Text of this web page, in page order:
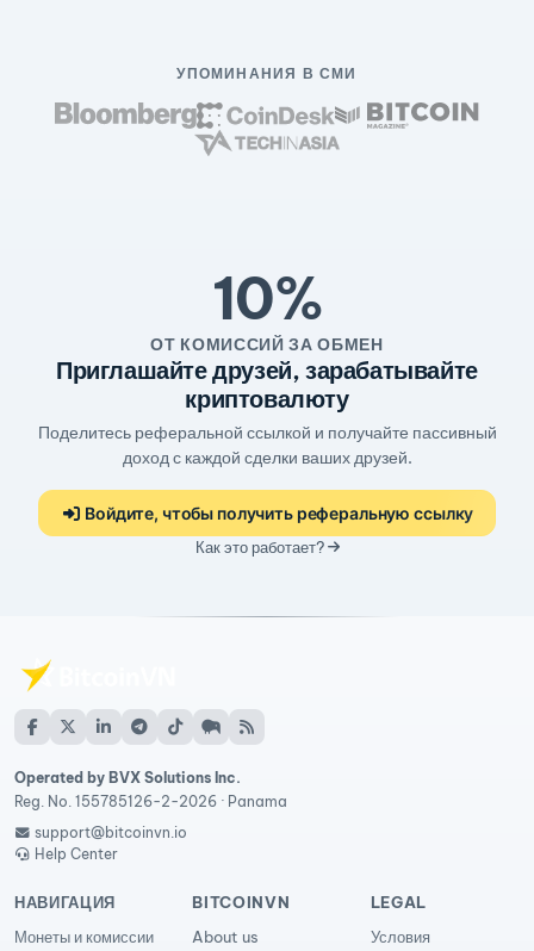
УПОМИНАНИЯ В СМИ
10%
ОТ КОМИССИЙ ЗА ОБМЕН
Приглашайте друзей, зарабатывайте
криптовалюту
Поделитесь реферальной ссылкой и получайте пассивный
доход с каждой сделки ваших друзей.
Войдите, чтобы получить реферальную ссылку
Как это работает?
Operated by BVX Solutions Inc.
Reg. No. 155785126-2-2026 · Panama
support@bitcoinvn.io
Help Center
НАВИГАЦИЯ
Монеты и комиссии
BITCOINVN
About us
LEGAL
Условия